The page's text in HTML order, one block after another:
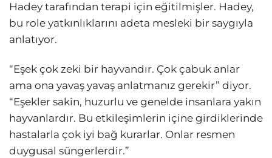
Hadey tarafından terapi için eğitilmişler. Hadey,
bu role yatkınlıklarını adeta mesleki bir saygıyla
anlatıyor.
“Eşek çok zeki bir hayvandır. Çok çabuk anlar
ama ona yavaş yavaş anlatmanız gerekir” diyor.
“Eşekler sakin, huzurlu ve genelde insanlara yakın
hayvanlardır. Bu etkileşimlerin içine girdiklerinde
hastalarla çok iyi bağ kurarlar. Onlar resmen
duygusal süngerlerdir.”